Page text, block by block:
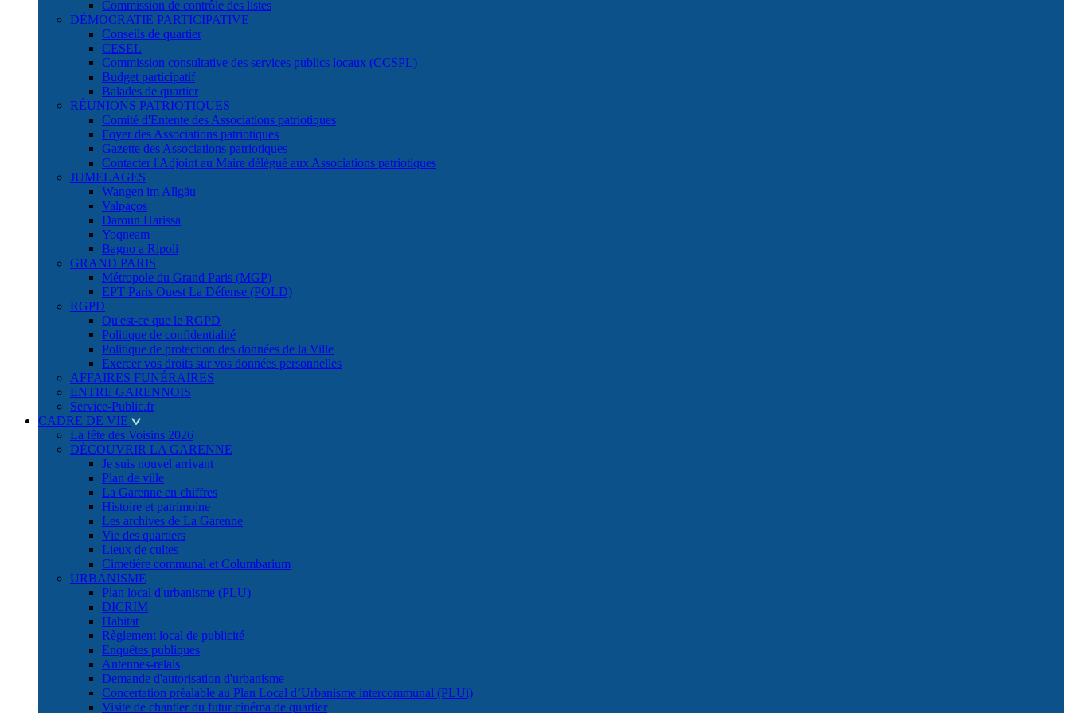
Commission de contrôle des listes
DÉMOCRATIE PARTICIPATIVE
Conseils de quartier
CESEL
Commission consultative des services publics locaux (CCSPL)
Budget participatif
Balades de quartier
RÉUNIONS PATRIOTIQUES
Comité d'Entente des Associations patriotiques
Foyer des Associations patriotiques
Gazette des Associations patriotiques
Contacter l'Adjoint au Maire délégué aux Associations patriotiques
JUMELAGES
Wangen im Allgäu
Valpaços
Daroun Harissa
Yoqneam
Bagno a Ripoli
GRAND PARIS
Métropole du Grand Paris (MGP)
EPT Paris Ouest La Défense (POLD)
RGPD
Qu'est-ce que le RGPD
Politique de confidentialité
Politique de protection des données de la Ville
Exercer vos droits sur vos données personnelles
AFFAIRES FUNÉRAIRES
ENTRE GARENNOIS
Service-Public.fr
CADRE DE VIE
La fête des Voisins 2026
DÉCOUVRIR LA GARENNE
Je suis nouvel arrivant
Plan de ville
La Garenne en chiffres
Histoire et patrimoine
Les archives de La Garenne
Vie des quartiers
Lieux de cultes
Cimetière communal et Columbarium
URBANISME
Plan local d'urbanisme (PLU)
DICRIM
Habitat
Règlement local de publicité
Enquêtes publiques
Antennes-relais
Demande d'autorisation d'urbanisme
Concertation préalable au Plan Local d’Urbanisme intercommunal (PLUi)
Visite de chantier du futur cinéma de quartier